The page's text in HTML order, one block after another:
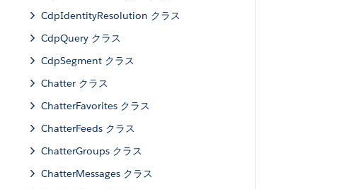
CdpIdentityResolution クラス
CdpQuery クラス
CdpSegment クラス
Chatter クラス
ChatterFavorites クラス
ChatterFeeds クラス
ChatterGroups クラス
ChatterMessages クラス